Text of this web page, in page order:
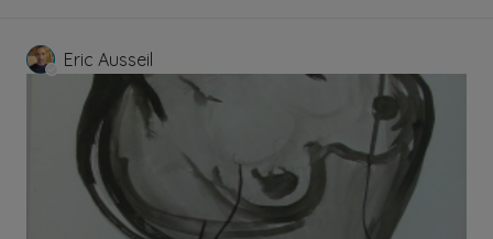
Eric Ausseil